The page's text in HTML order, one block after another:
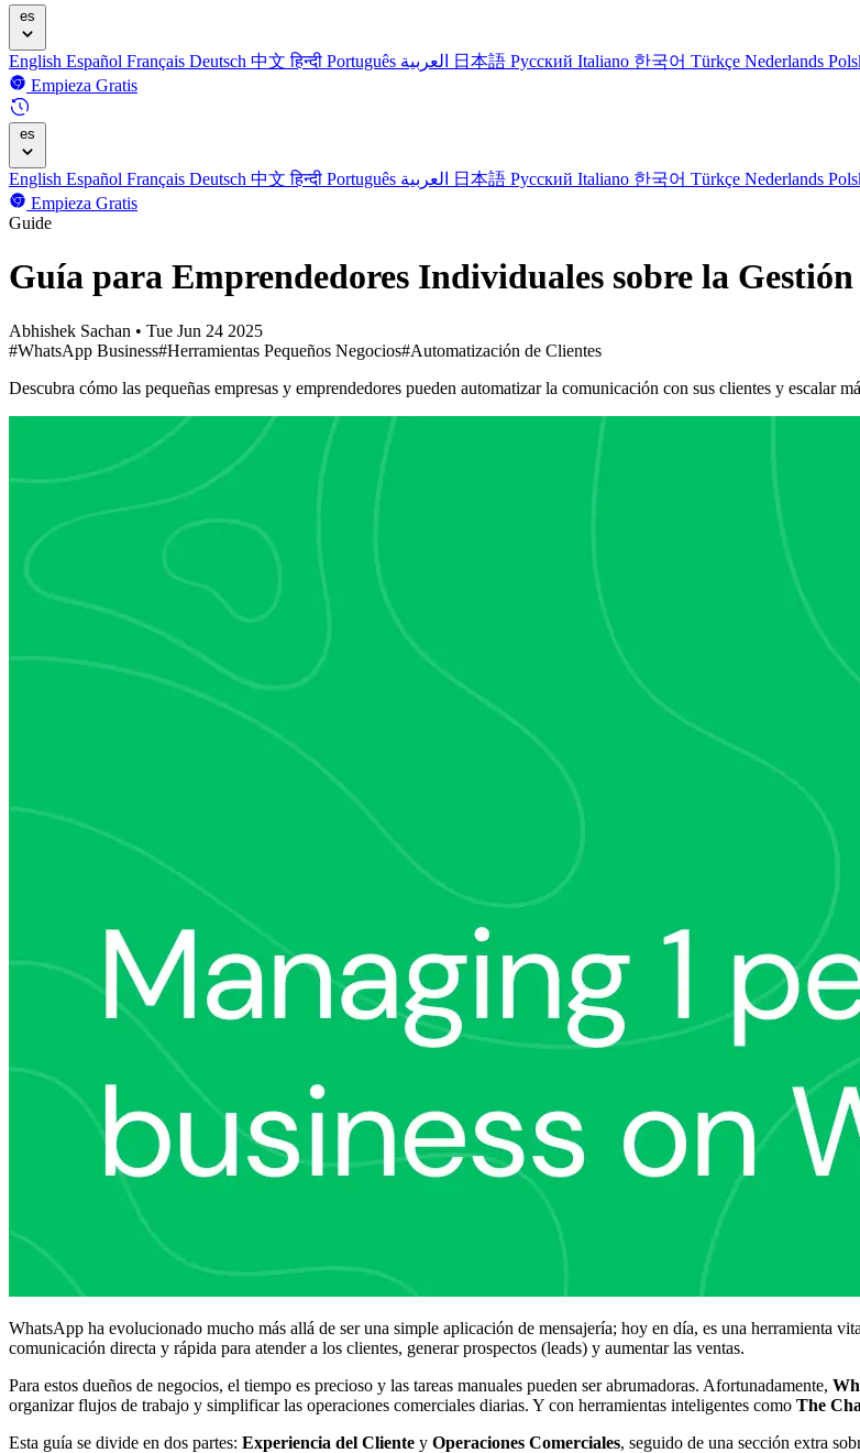
es
English Español Français Deutsch 中文हिन्दी Português 日本語 Русский Italiano 한국어 Türkçe Nederlands
Empieza Gratis
es
English Español Français Deutsch 中文हिन्दी Português 日本語 Русский Italiano 한국어 Türkçe Nederlands
Empieza Gratis
Guide
Guía para Emprendedores Individuales sobre la
Abhishek Sachan • Tue Jun 24 2025
#WhatsApp Business#Herramientas Pequeños Negocios#Automatización de Clientes
Descubra cómo las pequeñas empresas y emprendedores pueden automatizar la comunicación con sus clientes y
WhatsApp ha evolucionado mucho más allá de ser una simple aplicación de mensajería; hoy en día, es una herramienta
comunicación directa y rápida para atender a los clientes, generar prospectos (leads) y aumentar las ventas.
Para estos dueños de negocios, el tiempo es precioso y las tareas manuales pueden ser abrumadoras. Afortunadamente,
organizar flujos de trabajo y simplificar las operaciones comerciales diarias. Y con herramientas inteligentes como The
Esta guía se divide en dos partes: Experiencia del Cliente y Operaciones Comerciales, seguido de una sección extra